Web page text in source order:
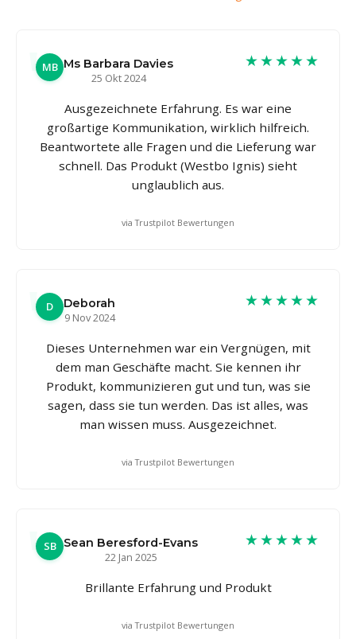
MB Ms Barbara Davies
25 Okt 2024
★★★★★
Ausgezeichnete Erfahrung. Es war eine
großartige Kommunikation, wirklich hilfreich.
Beantwortete alle Fragen und die Lieferung war
schnell. Das Produkt (Westbo Ignis) sieht
unglaublich aus.
via Trustpilot Bewertungen
D
Deborah
9 Nov 2024
★★★★★
Dieses Unternehmen war ein Vergnügen, mit
dem man Geschäfte macht. Sie kennen ihr
Produkt, kommunizieren gut und tun, was sie
sagen, dass sie tun werden. Das ist alles, was
man wissen muss. Ausgezeichnet.
via Trustpilot Bewertungen
SB Sean Beresford-Evans
22 Jan 2025
★★★★★
Brillante Erfahrung und Produkt
via Trustpilot Bewertungen